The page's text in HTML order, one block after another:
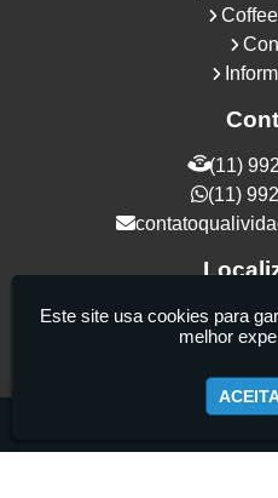
(11)
(11)
Rua Samurais, 27 -
Paulo / SP -
Este site usa cookies para
melhor